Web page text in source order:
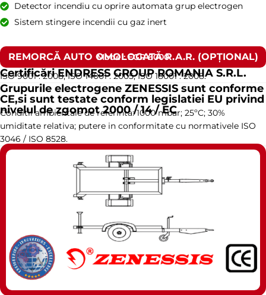
Detector incendiu cu oprire automata grup electrogen
Sistem stingere incendii cu gaz inert
REMORCĂ AUTO OMOLOGATĂ R.A.R. (OPȚIONAL)
Model: EGR 6000
Certificări ENDRESS GROUP ROMANIA S.R.L.
ISO 9001 : 2008, ISO 14001 : 2005, ISO 18001 : 2008.
Grupurile electrogene ZENESSIS sunt conforme
CE,si sunt testate conform legislatiei EU privind
nivelul de zgomot 2000 / 14 / EC
Conditii ambientale de referinta: 1000 mbar; 25ºC; 30%
umiditate relativa; putere in conformitate cu normativele ISO
3046 / ISO 8528.